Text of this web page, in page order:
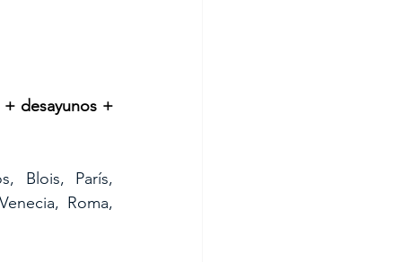
desayunos +
Blois, París,
Roma,